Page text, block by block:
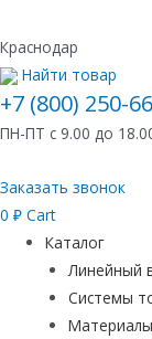
Краснодар
Найти товар
+7 (800) 250-
ПН-ПТ с 9.00 до
Заказать звонок
0 ₽ Cart
Каталог
Линейный
Системы